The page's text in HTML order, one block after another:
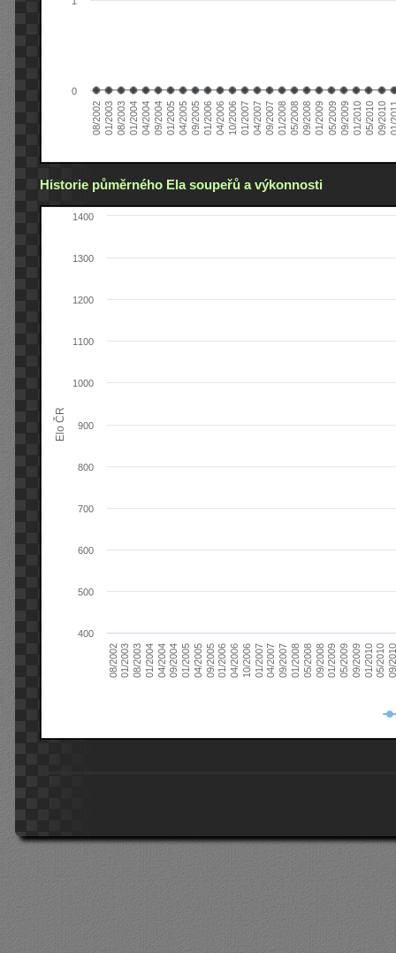
08/200201/200308/200301/200404/200409/200401/200504/200509/200501/200604/200610/200601/200704/200709/200701/200805/200809/200801/200905/200909/200901/201005/201009/2010
0
Historie půměrného Ela soupeřů a výkonnosti
Elo ČR
08/200201/200308/200301/200404/200409/200401/200504/200509/200501/200604/200610/200601/200704/200709/200701/200805/200809/200801/200905/200909/200901/201005/201009/
400
500
600
700
800
900
1000
1100
1200
1300
1400